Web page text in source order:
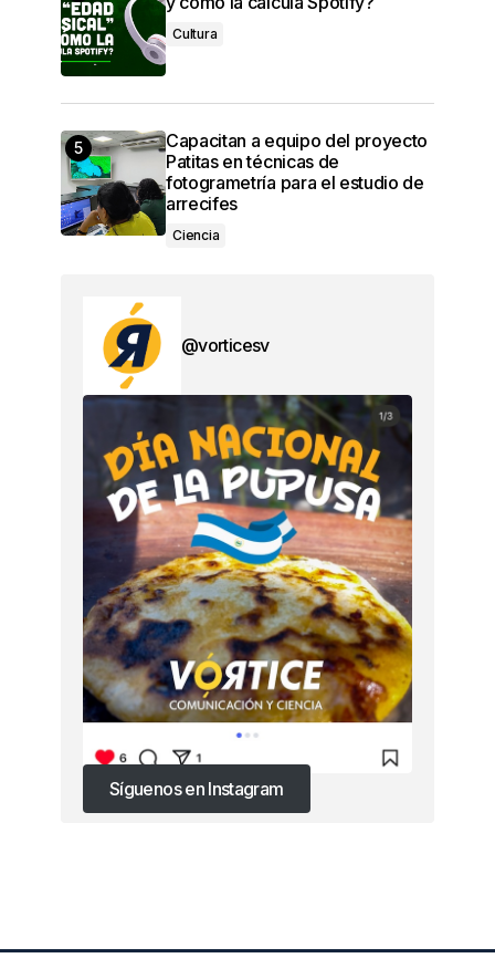
Cultura
Capacitan a equipo del proyecto
Patitas en técnicas de
fotogrametría para el estudio de
arrecifes
Ciencia
@vorticesv
Síguenos en Instagram